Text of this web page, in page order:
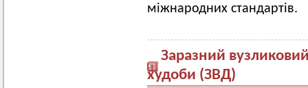
міжнародних стандартів.
Заразний
худоби (ЗВД)